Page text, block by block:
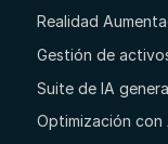
Realidad
Gestión de
Suite de IA
Optimización con